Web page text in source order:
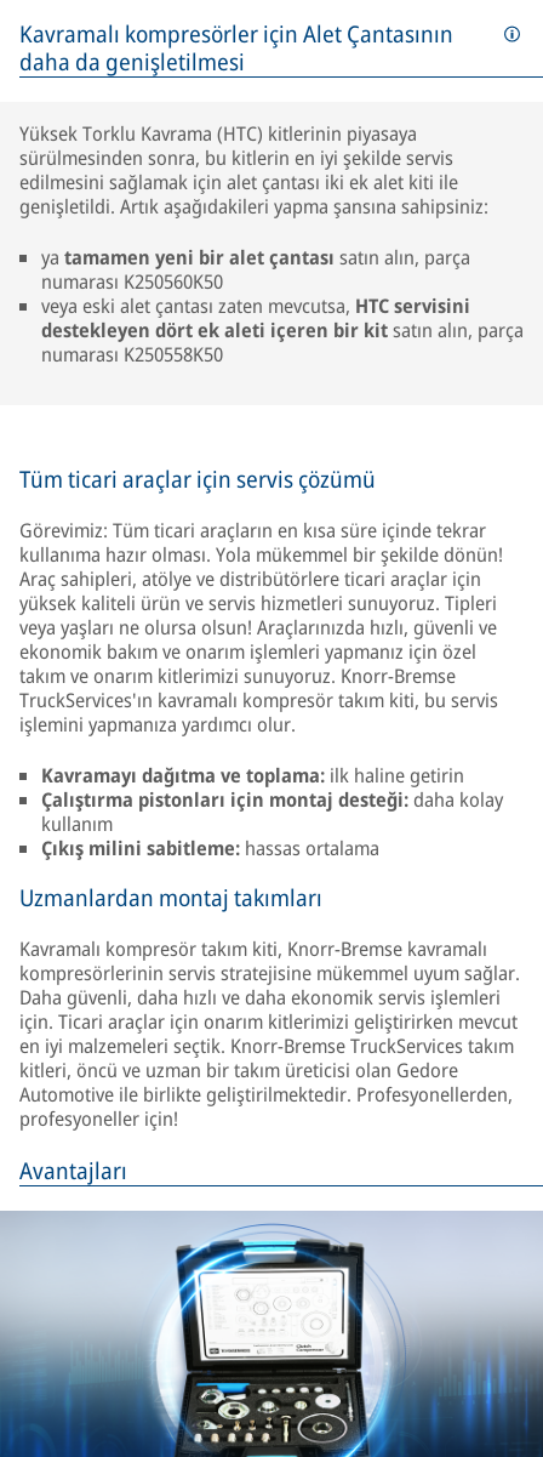
Kavramalı kompresörler için Alet Çantasının
daha da genişletilmesi
Yüksek Torklu Kavrama (HTC) kitlerinin piyasaya
sürülmesinden sonra, bu kitlerin en iyi şekilde servis
edilmesini sağlamak için alet çantası iki ek alet kiti ile
genişletildi. Artık aşağıdakileri yapma şansına sahipsiniz:
ya tamamen yeni bir alet çantası satın alın, parça
numarası K250560K50
veya eski alet çantası zaten mevcutsa, HTC servisini
destekleyen dört ek aleti içeren bir kitsatın alın, parça
numarası K250558K50
Tüm ticari araçlar için servis çözümü
Görevimiz: Tüm ticari araçların en kısa süre içinde tekrar
kullanıma hazır olması. Yola mükemmel bir şekilde dönün!
Araç sahipleri, atölye ve distribütörlere ticari araçlar için
yüksek kaliteli ürün ve servis hizmetleri sunuyoruz. Tipleri
veya yaşları ne olursa olsun! Araçlarınızda hızlı, güvenli ve
ekonomik bakım ve onarım işlemleri yapmanız için özel
takım ve onarım kitlerimizi sunuyoruz. Knorr-Bremse
TruckServices'ın kavramalı kompresör takım kiti, bu servis
işlemini yapmanıza yardımcı olur.
Kavramayı dağıtma ve toplama: ilk haline getirin
Çalıştırma pistonları için montaj desteği:daha kolay
kullanım
Çıkış milini sabitleme: hassas ortalama
Uzmanlardan montaj takımları
Kavramalı kompresör takım kiti, Knorr-Bremse kavramalı
kompresörlerinin servis stratejisine mükemmel uyum sağlar.
Daha güvenli, daha hızlı ve daha ekonomik servis işlemleri
için. Ticari araçlar için onarım kitlerimizi geliştirirken mevcut
en iyi malzemeleri seçtik. Knorr-Bremse TruckServices takım
kitleri, öncü ve uzman bir takım üreticisi olan Gedore
Automotive ile birlikte geliştirilmektedir. Profesyonellerden,
profesyoneller için!
Avantajları